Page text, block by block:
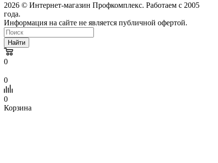
2026 © Интернет-магазин Профкомплекс. Работаем с 2005
года.
Информация на сайте не является публичной офертой.
Найти
0
0
0
Корзина